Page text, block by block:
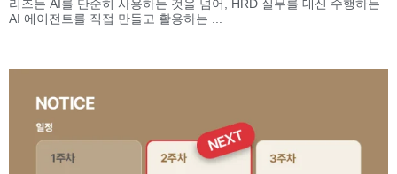
리즈는 AI를 단순히 사용하는 것을 넘어, HRD 실무를 대신 수행하는
AI 에이전트를 직접 만들고 활용하는 ...